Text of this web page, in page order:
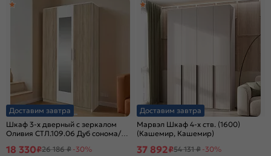
Доставим завтра
Шкаф 3-х дверный с зеркалом
Оливия СТЛ.109.06 Дуб сонома/
18 330₽26 186 ₽ -30%
Доставим завтра
Марвэл Шкаф 4-х ств. (1600)
(Кашемир, Кашемир)
37 892₽54 131 ₽ -30%